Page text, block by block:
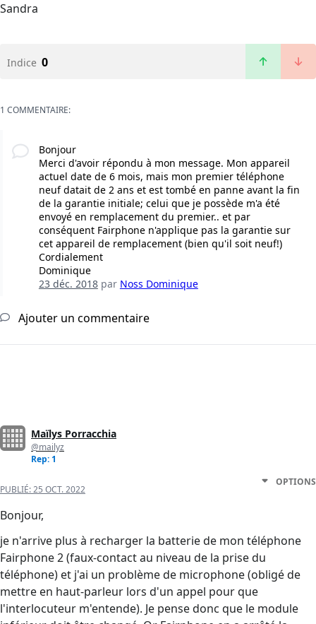
Sandra
Indice 0
1 COMMENTAIRE:
Bonjour
Merci d'avoir répondu à mon message. Mon appareil
actuel date de 6 mois, mais mon premier téléphone
neuf datait de 2 ans et est tombé en panne avant la fin
de la garantie initiale; celui que je possède m'a été
envoyé en remplacement du premier.. et par
conséquent Fairphone n'applique pas la garantie sur
cet appareil de remplacement (bien qu'il soit neuf!)
Cordialement
Dominique
23 déc. 2018par Noss Dominique
Ajouter un commentaire
Maïlys Porracchia
@mailyz
Rep: 1
PUBLIÉ:25 OCT. 2022
OPTIONS
Bonjour,
je n'arrive plus à recharger la batterie de mon téléphone
Fairphone 2 (faux-contact au niveau de la prise du
téléphone) et j'ai un problème de microphone (obligé de
mettre en haut-parleur lors d'un appel pour que
l'interlocuteur m'entende). Je pense donc que le module